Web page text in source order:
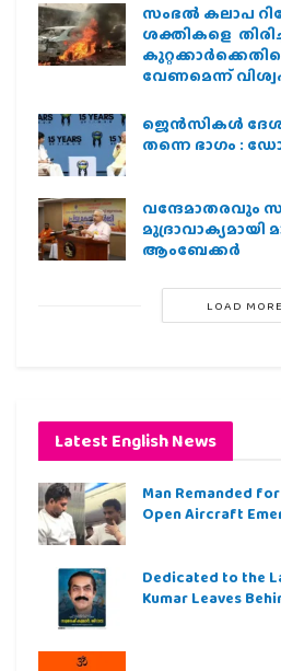
സംഭൽ കലാപ
ശക്തികളെ
വേണമെന്ന്
ജെന്‍സികള്‍
തന്നെ ഭാഗം :
വന്ദേമാതരവും
മുദ്രാവാക്യമായി
ആംബേക്കർ
LOAD MORE
Latest English News
Man Remanded
Open Aircraft
Dedicated to the
Kumar Leaves